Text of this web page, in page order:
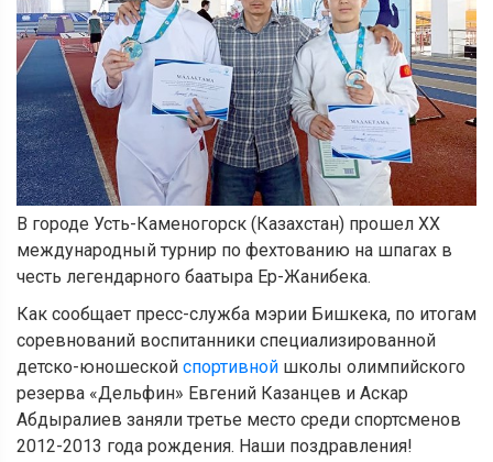
В городе Усть-Каменогорск (Казахстан) прошел ХХ
международный турнир по фехтованию на шпагах в
честь легендарного баатыра Ер-Жанибека.
Как сообщает пресс-служба мэрии Бишкека, по итогам
соревнований воспитанники специализированной
детско-юношеской спортивной школы олимпийского
резерва «Дельфин» Евгений Казанцев и Аскар
Абдыралиев заняли третье место среди спортсменов
2012-2013 года рождения. Наши поздравления!